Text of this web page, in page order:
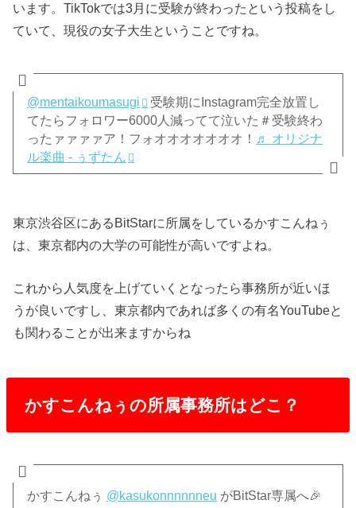
います。TikTokでは3月に受験が終わったという投稿をし
ていて、現役の女子大生ということですね。
@mentaikoumasugi
受験期にInstagram完全放置し
てたらフォロワー6000人減ってて泣いた＃受験終わ
ったァァァァア！フォオオオオオオオ！ ♬ オリジナ
ル楽曲 - ぅずたん
東京渋谷区にあるBitStarに所属をしているかすこんねぅ
は、東京都内の大学の可能性が高いですよね。
これから人気度を上げていくとなったら事務所が近いほ
うが良いですし、東京都内であれば多くの有名YouTubeと
も関わることが出来ますからね
かすこんねぅの所属事務所はどこ？
かすこんねぅ @kasukonnnnnneu がBitStar専属へ🎉